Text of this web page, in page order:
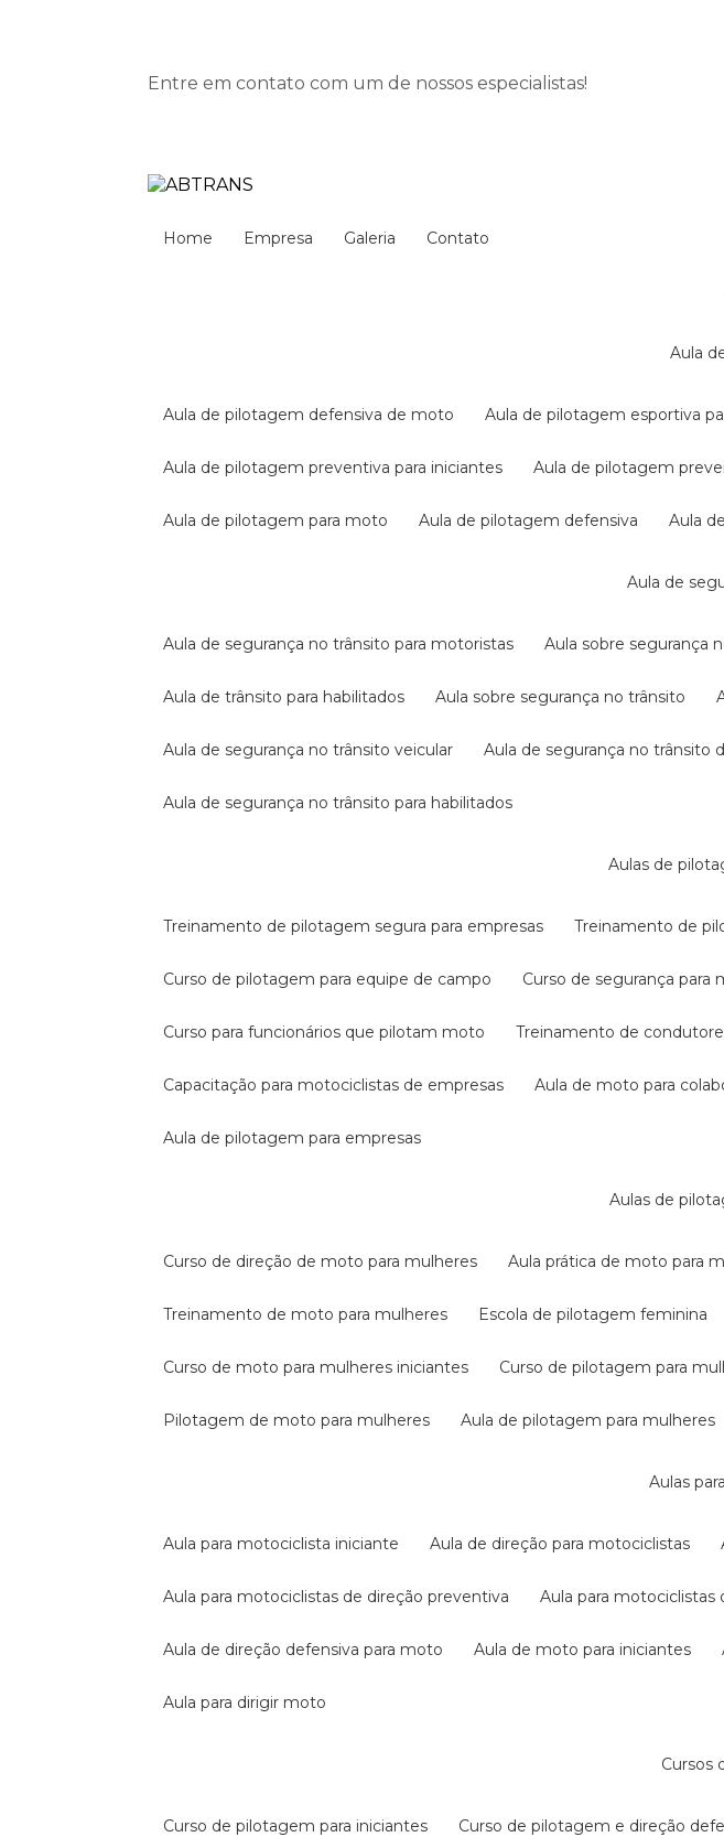
Entre em contato com um de nossos especialistas!
Home Empresa Galeria Contato
aula
aula de pilotagem defensiva de moto aula de pilotagem esportiva
aula de pilotagem preventiva para iniciantes aula de pilotagem
aula de pilotagem para moto aula de pilotagem defensiva aula
aula de
aula de segurança no trânsito para motoristas aula sobre segurança
aula de trânsito para habilitados aula sobre segurança no trânsito
aula de segurança no trânsito veicular aula de segurança no trânsito
aula de segurança no trânsito para habilitados
aulas de
treinamento de pilotagem segura para empresas treinamento de
curso de pilotagem para equipe de campo curso de segurança
curso para funcionários que pilotam moto treinamento de
capacitação para motociclistas de empresas aula de moto para
aula de pilotagem para empresas
aulas de
curso de direção de moto para mulheres aula prática de moto para
treinamento de moto para mulheres escola de pilotagem feminina
curso de moto para mulheres iniciantes curso de pilotagem para
pilotagem de moto para mulheres aula de pilotagem para mulheres
aulas
aula para motociclista iniciante aula de direção para motociclistas
aula para motociclistas de direção preventiva aula para motociclistas
aula de direção defensiva para moto aula de moto para iniciantes
aula para dirigir moto
curso de pilotagem para iniciantes curso de pilotagem e direção